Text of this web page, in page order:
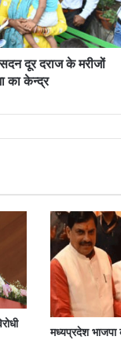
दूर दराज के मरीजों
का केन्द्र
मध्यप्रदेश भाजपा